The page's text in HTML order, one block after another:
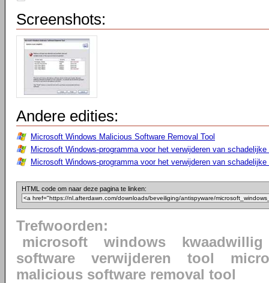
Screenshots:
Andere edities:
Microsoft Windows Malicious Software Removal Tool
Microsoft Windows-programma voor het verwijderen van
Microsoft Windows-programma voor het verwijderen van
HTML code om naar deze pagina te linken:
Trefwoorden:
microsoft
windows
kwaadwillig
software
verwijderen tool
malicious software removal tool